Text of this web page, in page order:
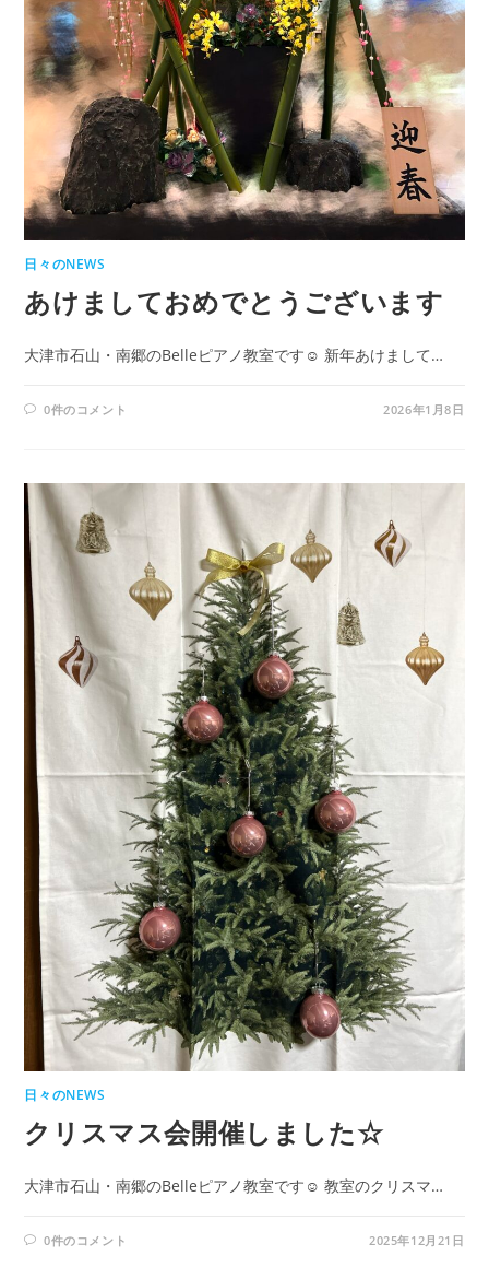
日々のNEWS
あけましておめでとうございます
大津市石山・南郷のBelleピアノ教室です☺ 新年あけまして…
0件のコメント 2026年1月8日
日々のNEWS
クリスマス会開催しました☆
大津市石山・南郷のBelleピアノ教室です☺ 教室のクリスマ…
0件のコメント 2025年12月21日